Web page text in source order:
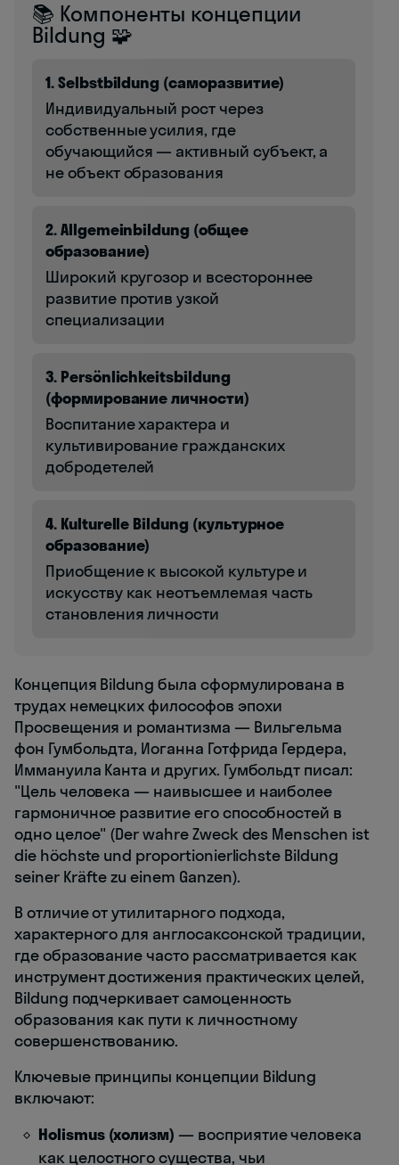
📚 Компоненты концепции
Bildung 🧩
1. Selbstbildung (саморазвитие)
Индивидуальный рост через
собственные усилия, где
обучающийся — активный субъект, а
не объект образования
2. Allgemeinbildung (общее
образование)
Широкий кругозор и всестороннее
развитие против узкой
специализации
3. Persönlichkeitsbildung
(формирование личности)
Воспитание характера и
культивирование гражданских
добродетелей
4. Kulturelle Bildung (культурное
образование)
Приобщение к высокой культуре и
искусству как неотъемлемая часть
становления личности
Концепция Bildung была сформулирована в
трудах немецких философов эпохи
Просвещения и романтизма — Вильгельма
фон Гумбольдта, Иоганна Готфрида Гердера,
Иммануила Канта и других. Гумбольдт писал:
"Цель человека — наивысшее и наиболее
гармоничное развитие его способностей в
одно целое" (Der wahre Zweck des Menschen ist
die höchste und proportionierlichste Bildung
seiner Kräfte zu einem Ganzen).
В отличие от утилитарного подхода,
характерного для англосаксонской традиции,
где образование часто рассматривается как
инструмент достижения практических целей,
Bildung подчеркивает самоценность
образования как пути к личностному
совершенствованию.
Ключевые принципы концепции Bildung
включают:
Holismus (холизм) — восприятие человека
как целостного существа, чьи